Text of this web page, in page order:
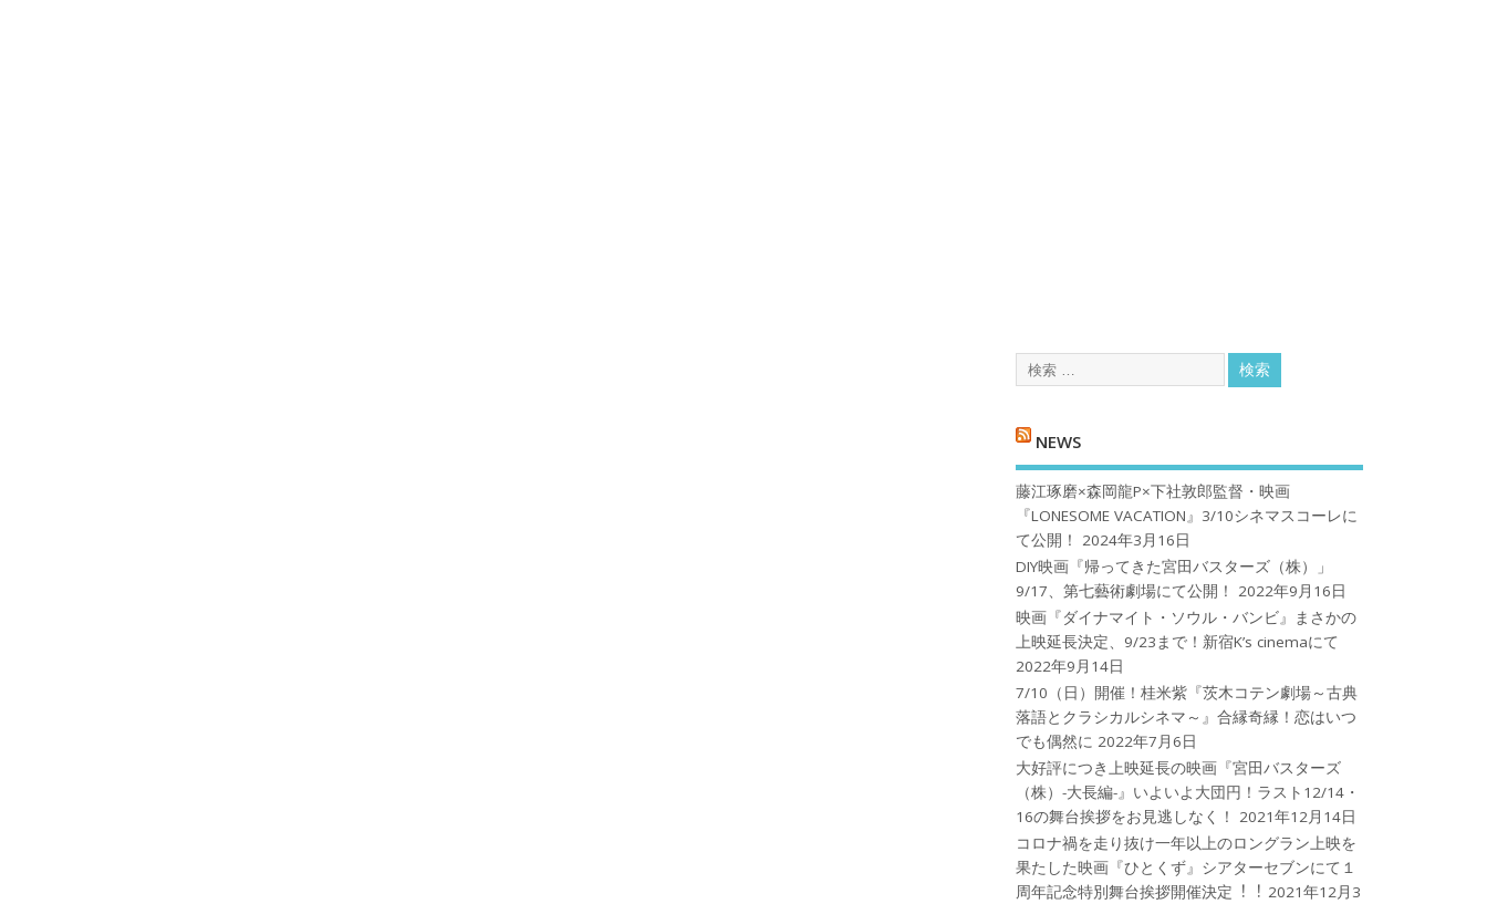
NEWS
藤江琢磨×森岡龍P×下社敦郎監督・映画
『LONESOME VACATION』3/10シネマスコーレに
て公開！
2024年3月16日
DIY映画『帰ってきた宮田バスターズ（株）」
9/17、第七藝術劇場にて公開！
2022年9月16日
映画『ダイナマイト・ソウル・バンビ』まさかの
上映延長決定、9/23まで！新宿K’s cinemaにて
2022年9月14日
7/10（日）開催！桂米紫『茨木コテン劇場～古典
落語とクラシカルシネマ～』合縁奇縁！恋はいつ
でも偶然に 2022年7月6日
大好評につき上映延長の映画『宮田バスターズ
（株）-大長編-』いよいよ大団円！ラスト12/14・
16の舞台挨拶をお見逃しなく！
2021年12月14日
コロナ禍を⾛り抜け⼀年以上のロングラン上映を
果たした映画『ひとくず』シアターセブンにて１
周年記念特別舞台挨拶開催決定︕︕ 2021年12月3